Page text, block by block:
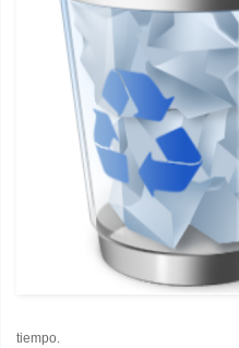
tiempo.